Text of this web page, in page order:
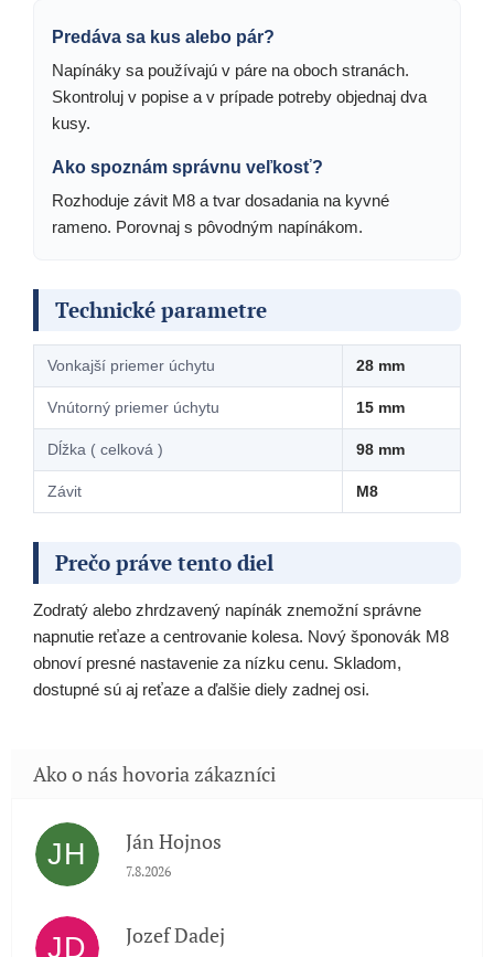
Predáva sa kus alebo pár?
Napínáky sa používajú v páre na oboch stranách.
Skontroluj v popise a v prípade potreby objednaj dva
kusy.
Ako spoznám správnu veľkosť?
Rozhoduje závit M8 a tvar dosadania na kyvné
rameno. Porovnaj s pôvodným napínákom.
Technické parametre
Vonkajší priemer úchytu 28 mm
Vnútorný priemer úchytu 15 mm
Dĺžka ( celková ) 98 mm
Závit M8
Prečo práve tento diel
Zodratý alebo zhrdzavený napínák znemožní správne
napnutie reťaze a centrovanie kolesa. Nový šponovák M8
obnoví presné nastavenie za nízku cenu. Skladom,
dostupné sú aj reťaze a ďalšie diely zadnej osi.
JH Ján Hojnos
Hodnotenie obchodu je 5 z 5 hviezdičiek.
7.8.2026
JD Jozef Dadej